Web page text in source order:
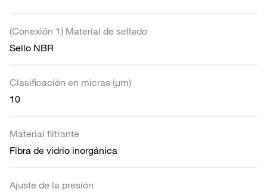
(Conexión 1) Material de sellado
Sello NBR
Clasificación en micras (µm)
10
Material filtrante
Fibra de vidrio inorgánica
Ajuste de la presión